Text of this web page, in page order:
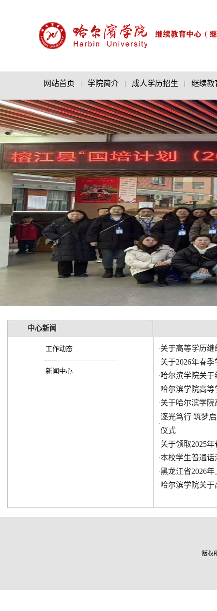
网站首页 | 学院简介 | 成人学历招生 | 继续
中心新闻
工作动态
新闻中心
·关于高等学历
·关于2026年春
·哈尔滨学院关
·哈尔滨学院高
·关于哈尔滨学
·
逐光笃行 筑梦
仪式
·关于领取2025
·本校学生普通话
·黑龙江省2026
·哈尔滨学院关
版权